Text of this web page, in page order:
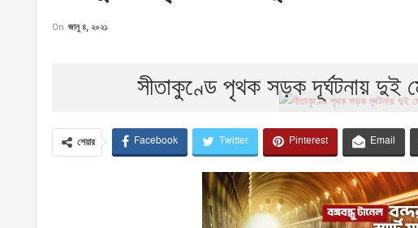
On জানু ৪, ২০২১
সীতাকুণ্ডে পৃথক সড়ক দূর্ঘটনায়
শেয়ার Facebook Twitter Pinterest Email